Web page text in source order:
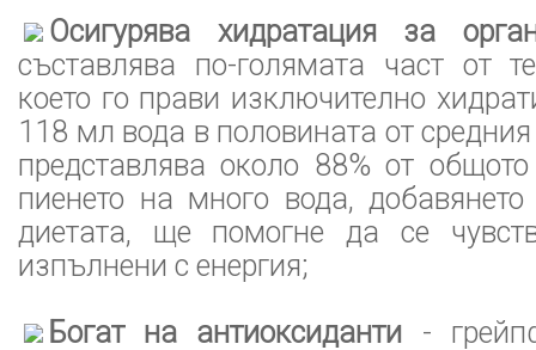
Осигурява хидратация за
съставлява по-голямата част от
което го прави изключително
118 мл вода в половината от средния
представлява около 88% от
пиенето на много вода,
диетата, ще помогне да се
изпълнени с енергия;
Богат на антиоксиданти -